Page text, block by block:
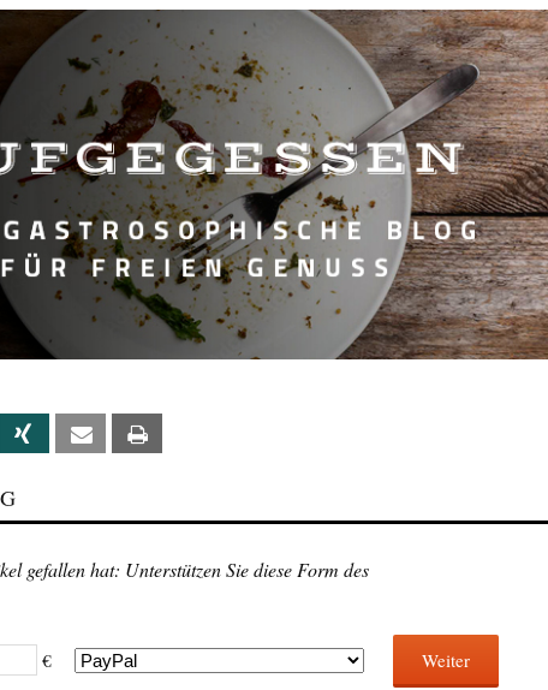
Linkedin Xing Email
gefallen hat: Unterstützen Sie diese Form des
€ Weiter